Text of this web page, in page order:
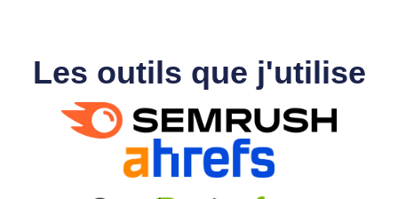
Les outils que j'utilise